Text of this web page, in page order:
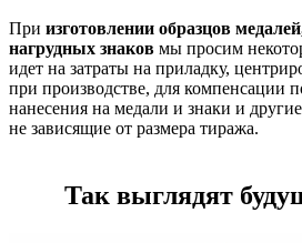
При изготовлении образцов
нагрудных знаков мы просим
идет на затраты на приладку,
при производстве, для компенсации
нанесения на медали и знаки и
не зависящие от размера тиража.
Так выглядят